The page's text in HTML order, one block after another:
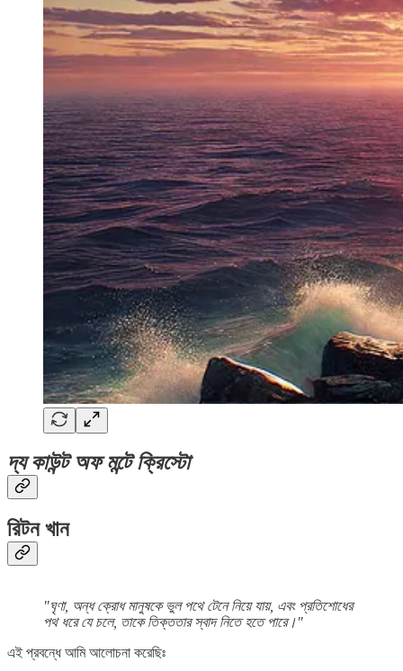
দ্য কাউন্ট অফ মন্টে ক্রিস্টো
রিটন খান
"ঘৃণা, অন্ধ ক্রোধ মানুষকে ভুল পথে টেনে নিয়ে যায়, এবং প্রতিশোধের
পথ ধরে যে চলে, তাকে তিক্ততার স্বাদ নিতে হতে পারে।"
এই প্রবন্ধে আমি আলোচনা করেছিঃ